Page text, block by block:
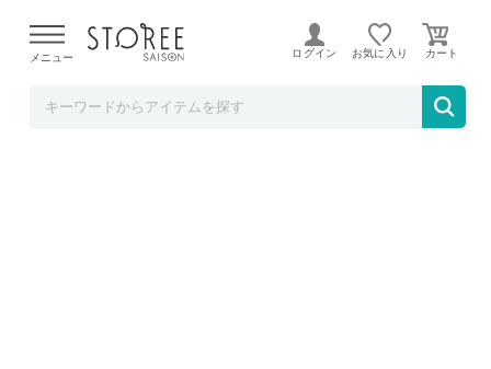
よる配送遅延が発生しております。
メニュー ログイン お気に入り
tower タワー メイクボックス ブラック 5454